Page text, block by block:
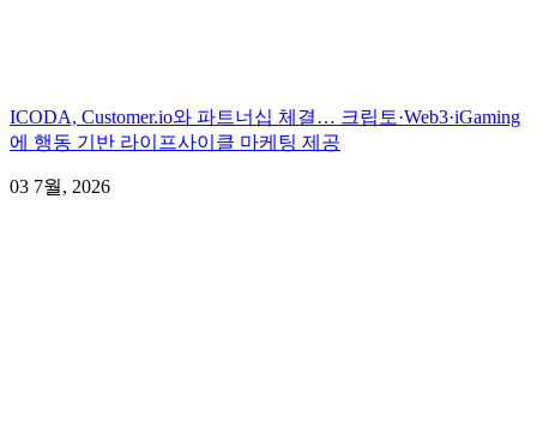
ICODA, Customer.io와 파트너십 체결… 크립토·Web3·iGaming
에 행동 기반 라이프사이클 마케팅 제공
03 7월, 2026